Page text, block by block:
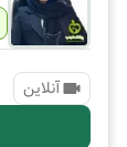
آنلاین